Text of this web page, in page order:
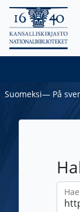
Suomeksi― På